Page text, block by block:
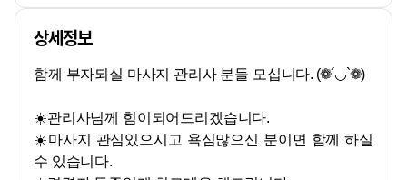
상세정보
함께 부자되실 마사지 관리사 분들 모십니다. (❁´◡`❁)
☀️관리사님께 힘이되어드리겠습니다.
☀️마사지 관심있으시고 욕심많으신 분이면 함께 하실
수 있습니다.